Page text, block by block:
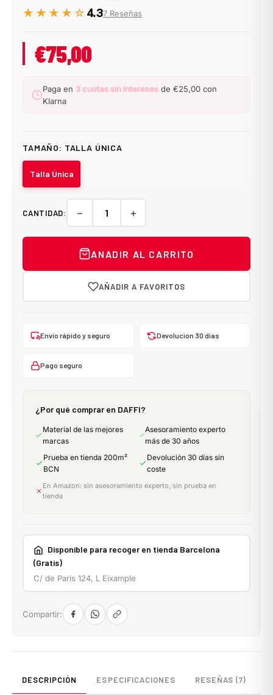
★★★★☆ 4.37 Reseñas
€75,00
Paga en 3 cuotas sin interesesde €25,00 con
Klarna
TAMAÑO: TALLA ÚNICA
Talla Única
CANTIDAD: − +
ANADIR AL CARRITO
AÑADIR A FAVORITOS
Envío rápido y seguro Devolucion 30 dias
Pago seguro
¿Por qué comprar en DAFFI?
Material de las mejores
marcas
Asesoramiento experto
más de 30 años
Prueba en tienda 200m²
BCN
Devolución 30 días sin
coste
En Amazon: sin asesoramiento experto, sin prueba en
tienda
Disponible para recoger en tienda Barcelona
(Gratis)
C/ de Paris 124, L Eixample
Compartir:
DESCRIPCIÓN ESPECIFICACIONES RESEÑAS (7)